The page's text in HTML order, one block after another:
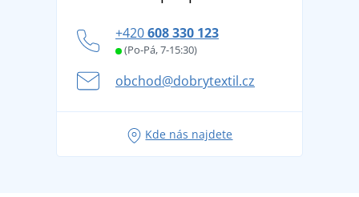
Věrnostní program BONTIS +
Letní dobrodružství začíná balením aneb připravte
se na dovolenou bez starostí
+420608 330 123
(Po-Pá, 7-15:30)
obchod@dobrytextil.cz
Kde nás najdete